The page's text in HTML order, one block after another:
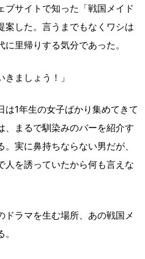
サイトで知った「戦国メイド
案した。言うまでもなくワシは
里帰りする気分であった。
ましょう！」
1年生の女子ばかり集めてきて
、まるで馴染みのバーを紹介す
実に鼻持ちならない男だが、
人を誘っていたから何も言えな
ラマを生む場所、あの戦国メ